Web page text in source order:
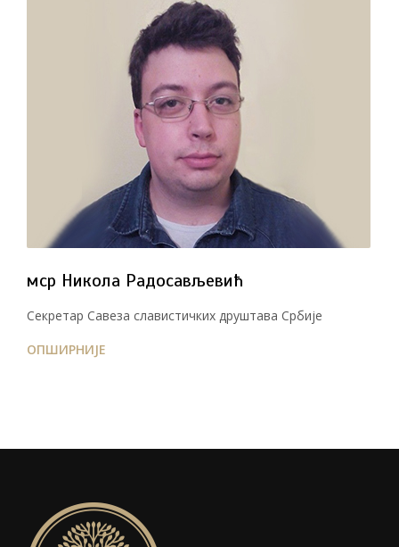
мср Никола Радосављевић
Секретар Савеза славистичких друштава Србије
ОПШИРНИЈЕ